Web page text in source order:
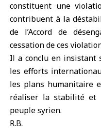
constituent une
contribuent à la
de l’Accord de
cessation de ces
Il a conclu en insistant
les efforts
les plans humanitaire
réaliser la stabilité et
peuple syrien.
R.B.